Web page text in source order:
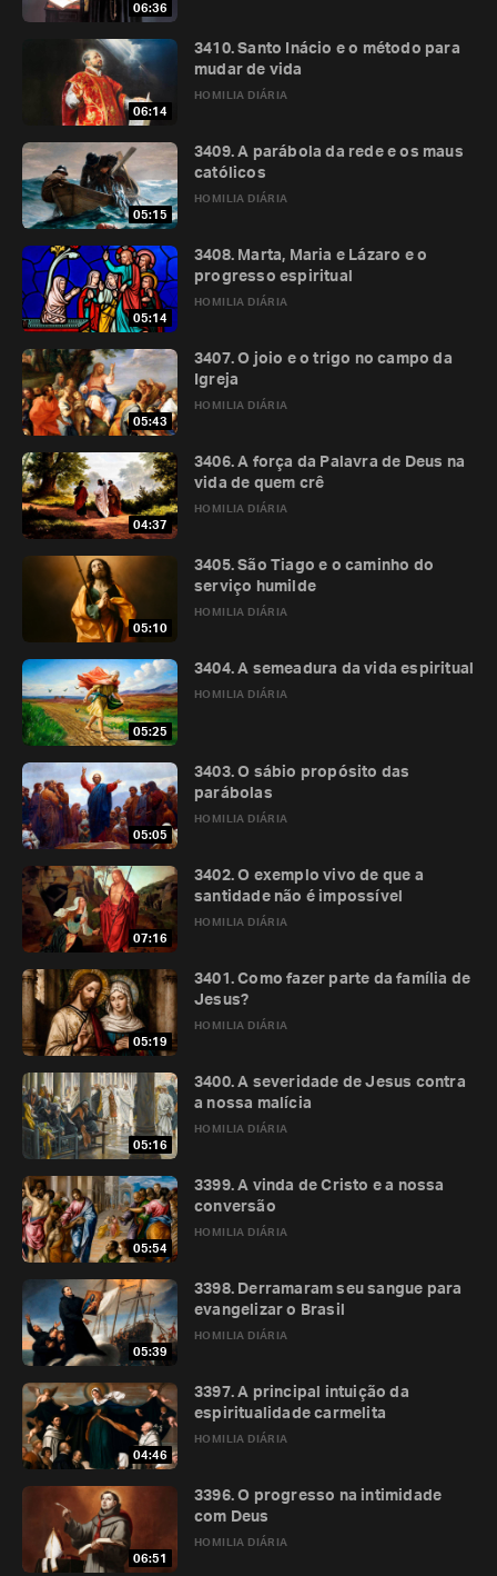
06:36
06:14
HOMILIA DIÁRIA
3410. Santo Inácio e o método para
mudar de vida
05:15
HOMILIA DIÁRIA
3409. A parábola da rede e os maus
católicos
05:14
HOMILIA DIÁRIA
3408. Marta, Maria e Lázaro e o
progresso espiritual
05:43
HOMILIA DIÁRIA
3407. O joio e o trigo no campo da
Igreja
04:37
HOMILIA DIÁRIA
3406. A força da Palavra de Deus na
vida de quem crê
05:10
HOMILIA DIÁRIA
3405. São Tiago e o caminho do
serviço humilde
05:25
HOMILIA DIÁRIA
3404. A semeadura da vida espiritual
05:05
HOMILIA DIÁRIA
3403. O sábio propósito das
parábolas
07:16
HOMILIA DIÁRIA
3402. O exemplo vivo de que a
santidade não é impossível
05:19
HOMILIA DIÁRIA
3401. Como fazer parte da família de
Jesus?
05:16
HOMILIA DIÁRIA
3400. A severidade de Jesus contra
a nossa malícia
05:54
HOMILIA DIÁRIA
3399. A vinda de Cristo e a nossa
conversão
05:39
HOMILIA DIÁRIA
3398. Derramaram seu sangue para
evangelizar o Brasil
04:46
HOMILIA DIÁRIA
3397. A principal intuição da
espiritualidade carmelita
06:51
HOMILIA DIÁRIA
3396. O progresso na intimidade
com Deus